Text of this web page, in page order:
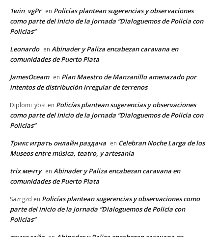
1win_vgPr en Policías plantean sugerencias y observaciones
como parte del inicio de la jornada “Dialoguemos de Policía con
Policías”
Leonardo en Abinader y Paliza encabezan caravana en
comunidades de Puerto Plata
JamesOceam en Plan Maestro de Manzanillo amenazado por
intentos de distribución irregular de terrenos
Diplomi_ybst en Policías plantean sugerencias y observaciones
como parte del inicio de la jornada “Dialoguemos de Policía con
Policías”
Трикс играть онлайн раздача en Celebran Noche Larga de los
Museos entre música, teatro, y artesanía
trix мечту en Abinader y Paliza encabezan caravana en
comunidades de Puerto Plata
Sazrgzd en Policías plantean sugerencias y observaciones como
parte del inicio de la jornada “Dialoguemos de Policía con
Policías”